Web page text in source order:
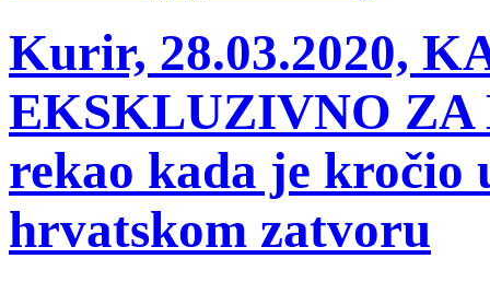
Kurir, 28.03.2020,
EKSKLUZIVNO ZA
rekao kada je
hrvatskom zatvoru